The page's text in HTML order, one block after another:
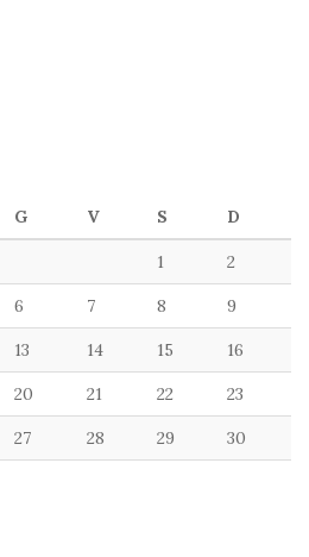
G V S D
1 2
6 7 8 9
13 14 15 16
20 21 22 23
27 28 29 30